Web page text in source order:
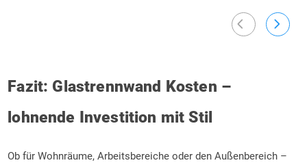
arrow_back_ios arrow_forward_ios
Fazit: Glastrennwand Kosten –
lohnende Investition mit Stil
Ob für Wohnräume, Arbeitsbereiche oder den Außenbereich –